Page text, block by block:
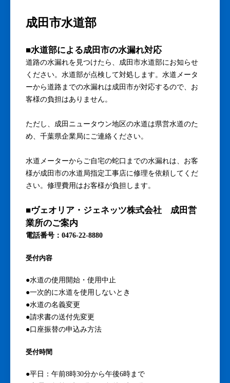
印西市 / 富里市 / 香取市 / 酒々井町 / 栄町 / 神崎町 / 多古町 / 芝
成田市の自治体情報
成田市水道部
■水道部による成田市の水漏れ対応
道路の水漏れを見つけたら、成田市水道部にお知らせ
ください。水道部が点検して対処します。水道メータ
ーから道路までの水漏れは成田市が対応するので、お
ただし、成田ニュータウン地区の水道は県営水道のた
め、千葉県企業局にご連絡ください。
水道メーターからご自宅の蛇口までの水漏れは、お客
さい。修理費用はお客様が負担します。
■ヴェオリア・ジェネッツ株式会社 成田営